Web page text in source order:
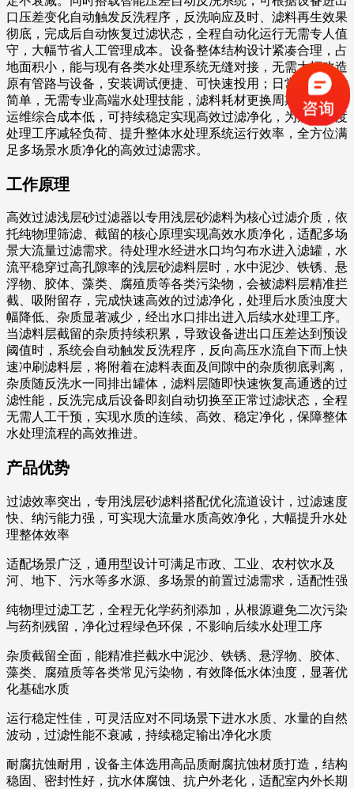
口压差变化自动触发反洗程序，反洗响应及时、滤料再生效果
彻底，完成后自动恢复过滤状态，全程自动化运行无需专人值
守，大幅节省人工管理成本。设备整体结构设计紧凑合理，占
地面积小，能与现有各类水处理系统无缝对接，无需大幅改造
原有管路与设备，安装调试便捷、可快速投用；日常运维操作
简单，无需专业高端水处理技能，滤料耗材更换周期长，后期
运维综合成本低，可持续稳定实现高效过滤净化，为后续深度
处理工序减轻负荷、提升整体水处理系统运行效率，全方位满
足多场景水质净化的高效过滤需求。
工作原理
高效过滤浅层砂过滤器以专用浅层砂滤料为核心过滤介质，依
托纯物理筛滤、截留的核心原理实现高效水质净化，适配多场
景大流量过滤需求。待处理水经进水口均匀布水进入滤罐，水
流平稳穿过高孔隙率的浅层砂滤料层时，水中泥沙、铁锈、悬
浮物、胶体、藻类、腐殖质等各类污染物，会被滤料层精准拦
截、吸附留存，完成快速高效的过滤净化，处理后水质浊度大
幅降低、杂质显著减少，经出水口排出进入后续水处理工序。
当滤料层截留的杂质持续积累，导致设备进出口压差达到预设
阈值时，系统会自动触发反洗程序，反向高压水流自下而上快
速冲刷滤料层，将附着在滤料表面及间隙中的杂质彻底剥离，
杂质随反洗水一同排出罐体，滤料层随即快速恢复高通透的过
滤性能，反洗完成后设备即刻自动切换至正常过滤状态，全程
无需人工干预，实现水质的连续、高效、稳定净化，保障整体
水处理流程的高效推进。
产品优势
过滤效率突出，专用浅层砂滤料搭配优化流道设计，过滤速度
快、纳污能力强，可实现大流量水质高效净化，大幅提升水处
理整体效率
适配场景广泛，通用型设计可满足市政、工业、农村饮水及
河、地下、污水等多水源、多场景的前置过滤需求，适配性强
纯物理过滤工艺，全程无化学药剂添加，从根源避免二次污染
与药剂残留，净化过程绿色环保，不影响后续水处理工序
杂质截留全面，能精准拦截水中泥沙、铁锈、悬浮物、胶体、
藻类、腐殖质等各类常见污染物，有效降低水体浊度，显著优
化基础水质
运行稳定性佳，可灵活应对不同场景下进水水质、水量的自然
波动，过滤性能不衰减，持续稳定输出净化水质
耐腐抗蚀耐用，设备主体选用高品质耐腐抗蚀材质打造，结构
稳固、密封性好，抗水体腐蚀、抗户外老化，适配室内外长期